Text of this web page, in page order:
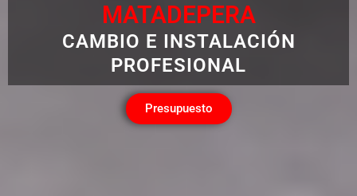
MATADEPERA
CAMBIO E INSTALACIÓN
PROFESIONAL
Presupuesto